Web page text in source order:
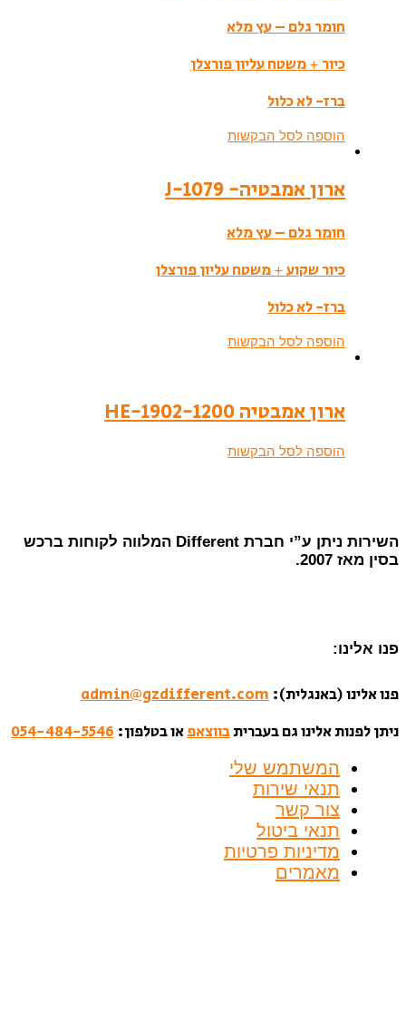
חומר גלם – עץ מלא
כיור + משטח עליון פורצלן
ברז- לא כלול
הוספה לסל הבקשות
ארון אמבטיה- J-1079
חומר גלם – עץ מלא
כיור שקוע + משטח עליון פורצלן
ברז- לא כלול
הוספה לסל הבקשות
ארון אמבטיה HE-1902-1200
הוספה לסל הבקשות
השירות ניתן ע”י חברת Different המלווה לקוחות ברכש
בסין מאז 2007.
פנו אלינו:
פנו אלינו (באנגלית): admin@gzdifferent.com
ניתן לפנות אלינו גם בעבריתבווצאפאו בטלפון: 054-484-5546
המשתמש שלי
תנאי שירות
צור קשר
תנאי ביטול
מדיניות פרטיות
מאמרים